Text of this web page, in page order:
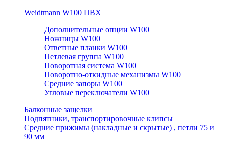
Weidtmann W100 ПВХ
Дополнительные опции W100
Ножницы W100
Ответные планки W100
Петлевая группа W100
Поворотная система W100
Поворотно-откидные механизмы W100
Средние запоры W100
Угловые переключатели W100
Балконные защелки
Подпятники, транспортировочные клипсы
Средние прижимы (накладные и скрытые) , петли 75 и
90 мм